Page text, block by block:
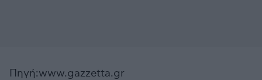
Πηγή:www.gazzetta.gr